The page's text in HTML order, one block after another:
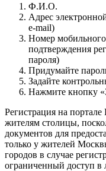
Ф.И.О.
Адрес
e-mail)
Номер
подтверждения
пароля)
Придумайте
Задайте
Нажмите кнопку
Регистрация на
жителям столицы,
документов для
только у жителей
городов в случае
ограниченный доступ в